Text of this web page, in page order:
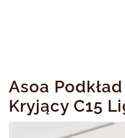
Asoa
Kryjący C15